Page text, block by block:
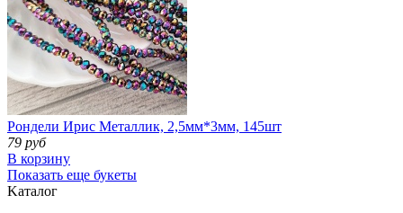
Рондели Ирис Металлик, 2,5мм*3мм, 145шт
79 руб
В корзину
Показать еще букеты
Kаталог